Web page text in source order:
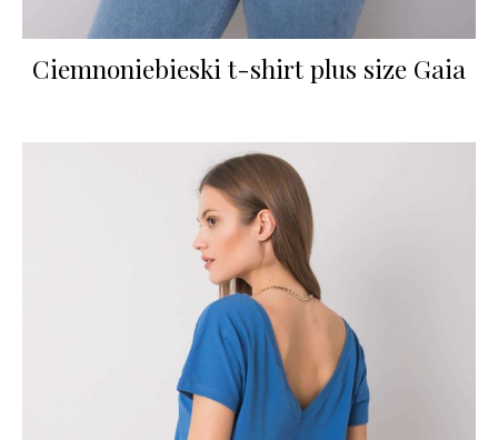
Ciemnoniebieski t-shirt plus size Gaia